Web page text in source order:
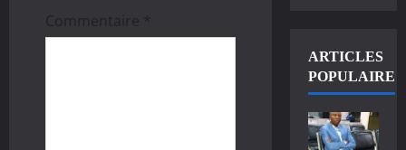
’
Commentaire *
ARTICLES
POPULAIRE